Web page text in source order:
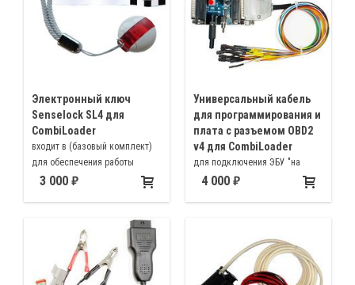
Электронный ключ
Senselock SL4 для
CombiLoader
входит в (базовый комплект)
для обеспечения работы
загрузчика с новыми
3 000
Универсальный кабель
для программирования и
плата с разъемом OBD2
v4 для CombiLoader
для подключения ЭБУ "на
столе" и программирования с
4 000